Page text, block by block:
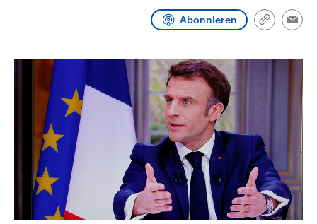
Bundesland von einer Koalition aus
und Hintergründe zu den Parteien
und Kandidaten der anstehenden
den mächtigsten Ländern
mit großem Einfluss auf
aktuelle Weltgeschehen.
Sendungen Programm Podcasts
Audio-Archiv
Abonnieren
Link